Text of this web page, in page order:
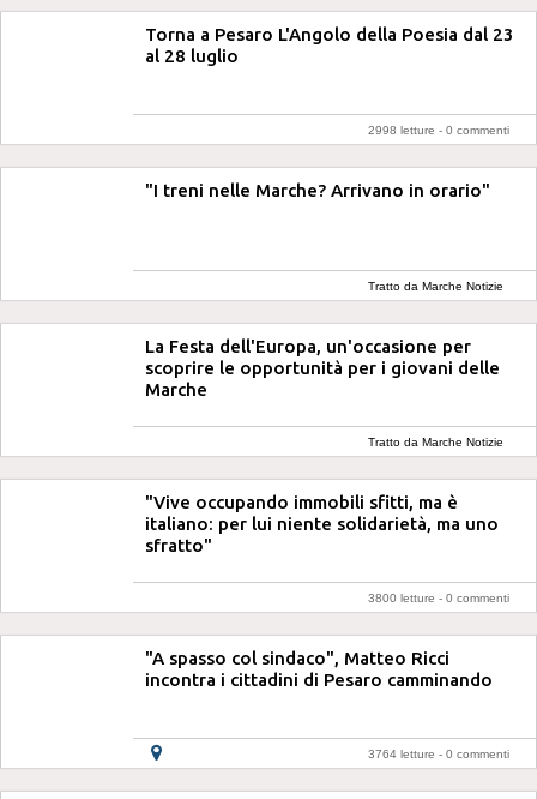
Torna a Pesaro L'Angolo della Poesia dal 23
al 28 luglio
2998 letture - 0 commenti
"I treni nelle Marche? Arrivano in orario"
Tratto da Marche Notizie
La Festa dell'Europa, un'occasione per
scoprire le opportunità per i giovani delle
Marche
Tratto da Marche Notizie
"Vive occupando immobili sfitti, ma è
italiano: per lui niente solidarietà, ma uno
sfratto"
3800 letture - 0 commenti
"A spasso col sindaco", Matteo Ricci
incontra i cittadini di Pesaro camminando
3764 letture - 0 commenti